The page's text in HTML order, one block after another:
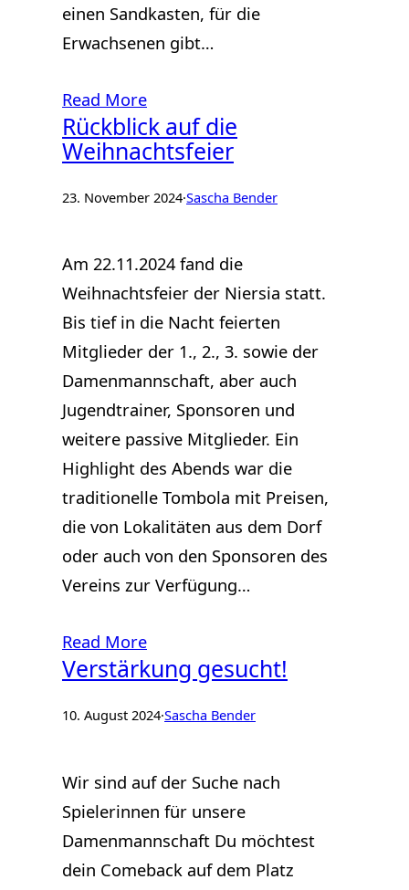
einen Sandkasten, für die
Erwachsenen gibt…
Read More
Rückblick auf die
Weihnachtsfeier
23. November 2024·Sascha Bender
Am 22.11.2024 fand die
Weihnachtsfeier der Niersia statt.
Bis tief in die Nacht feierten
Mitglieder der 1., 2., 3. sowie der
Damenmannschaft, aber auch
Jugendtrainer, Sponsoren und
weitere passive Mitglieder. Ein
Highlight des Abends war die
traditionelle Tombola mit Preisen,
die von Lokalitäten aus dem Dorf
oder auch von den Sponsoren des
Vereins zur Verfügung…
Read More
Verstärkung gesucht!
10. August 2024·Sascha Bender
Wir sind auf der Suche nach
Spielerinnen für unsere
Damenmannschaft Du möchtest
dein Comeback auf dem Platz